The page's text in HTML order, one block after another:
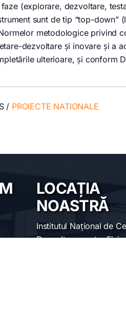
(explorare, dezvoltare,
sunt de tip “top-down”
metodologice privind
dezvoltare şi inovare şi a
ulterioare, și conform
/ PROIECTE NATIONALE
LOCAȚIA
NOASTRĂ
Institutul Național de
Dezvoltare pentru